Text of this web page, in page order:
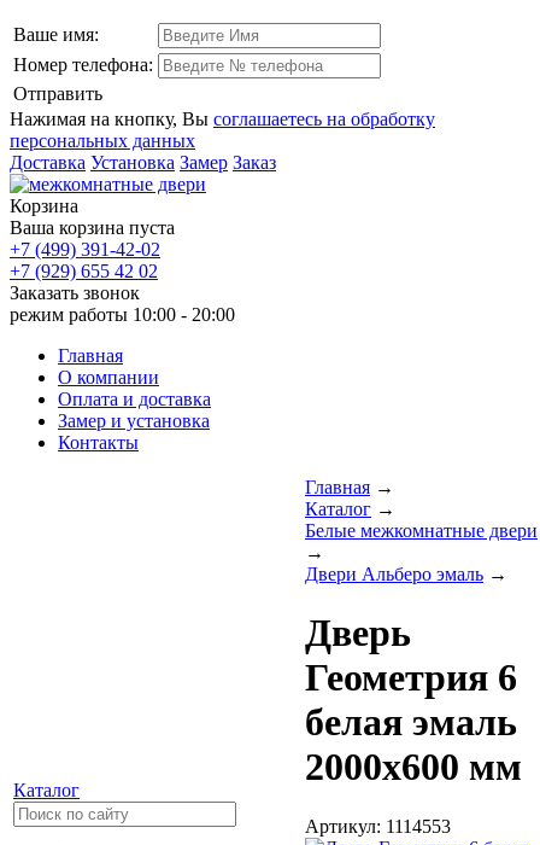
Ваше имя:
Номер телефона:
Отправить
Нажимая на кнопку, Вы соглашаетесь на обработку
персональных данных
Доставка Установка Замер Заказ
Корзина
Ваша корзина пуста
+7 (499) 391-42-02
+7 (929) 655 42 02
Заказать звонок
режим работы 10:00 - 20:00
Главная
О компании
Оплата и доставка
Замер и установка
Контакты
Каталог
Главная →
Каталог →
Белые межкомнатные двери
→
Двери Альберо эмаль →
Дверь
Геометрия 6
белая эмаль
2000х600 мм
Артикул: 1114553